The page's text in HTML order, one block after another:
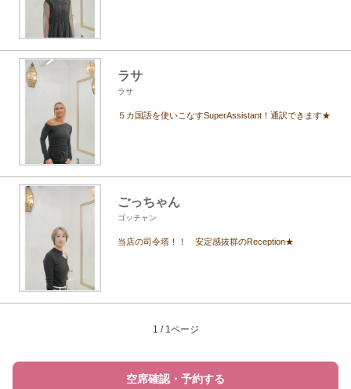
ラサ
ラサ
５カ国語を使いこなすSuperAssistant！通訳できます★
ごっちゃん
ゴッチャン
当店の司令塔！！ 安定感抜群のReception★
1 / 1ページ
空席確認・予約する